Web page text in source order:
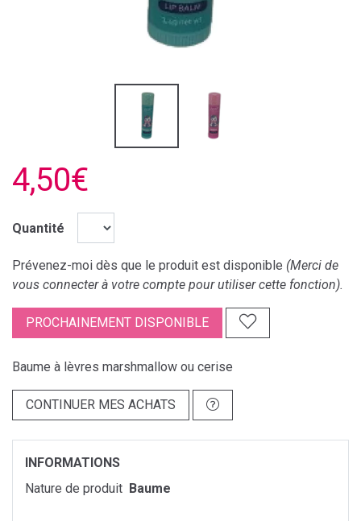
4,50€
Quantité
Prévenez-moi dès que le produit est disponible (Merci de
vous connecter à votre compte pour utiliser cette fonction).
PROCHAINEMENT DISPONIBLE
Baume à lèvres marshmallow ou cerise
CONTINUER MES ACHATS
INFORMATIONS
Nature de produit Baume